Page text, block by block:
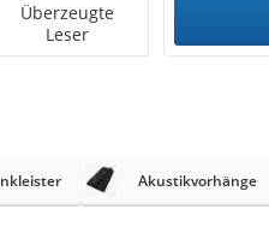
Überzeugte
Leser
Akustikvorhänge